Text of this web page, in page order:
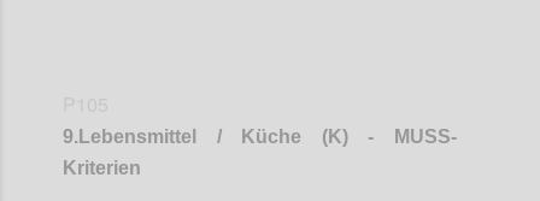
9.Lebensmittel / Küche (K) - MUSS-
Kriterien